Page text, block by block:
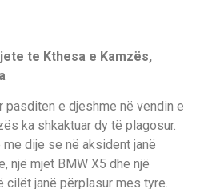
te Kthesa e Kamzës,
pasditen e djeshme në vendin e
ka shkaktuar dy të plagosur.
dije se në aksident janë
një mjet BMW X5 dhe një
cilët janë përplasur mes tyre.